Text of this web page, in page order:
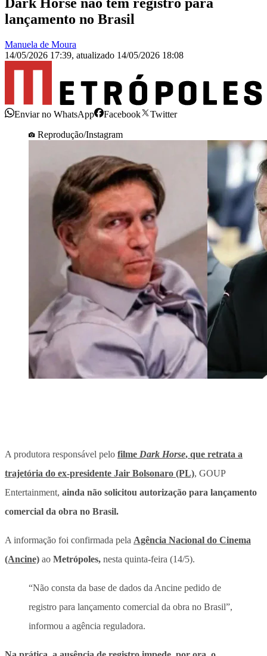
Dark Horse não tem registro para
lançamento no Brasil
Manuela de Moura
14/05/2026 17:39, atualizado 14/05/2026 18:08
Enviar no WhatsApp Facebook
Twitter
Reprodução/Instagram
A produtora responsável pelo filme Dark Horse, que retrata a
trajetória do ex-presidente Jair Bolsonaro (PL), GOUP
Entertainment, ainda não solicitou autorização para lançamento
comercial da obra no Brasil.
A informação foi confirmada pela Agência Nacional do Cinema
(Ancine) ao Metrópoles, nesta quinta-feira (14/5).
“Não consta da base de dados da Ancine pedido de
registro para lançamento comercial da obra no Brasil”,
informou a agência reguladora.